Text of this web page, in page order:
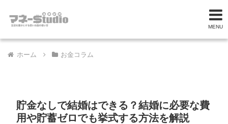
MENU
ホーム お金コラム
貯金なしで結婚はできる？結婚に必要な費
用や貯蓄ゼロでも挙式する方法を解説